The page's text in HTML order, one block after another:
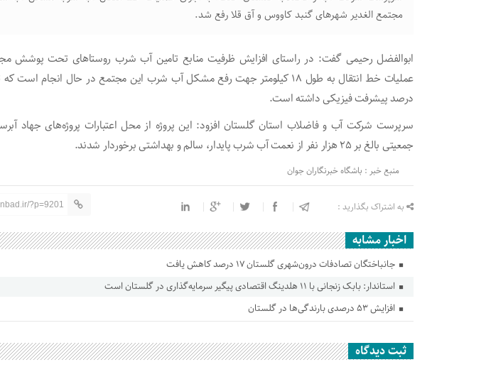
مجتمع الغدیر شهر‌های گنبد کاووس و آق قلا رفع شد.
ابوالفضل رحیمی گفت: در راستای افزایش ظرفیت منابع تامین آب شرب روستا‌های تحت پوشش
درصد پیشرفت فیزیکی داشته است.
سرپرست شرکت آب و فاضلاب استان گلستان افزود: این پروژه از محل اعتبارات پروژه‌های جهاد
جمعیتی بالغ بر ۲۵ هزار نفر از نعمت آب شرب پایدار، سالم و بهداشتی برخوردار شدند.
منبع خبر : باشگاه خبرنگاران جوان
به اشتراک بگذارید : ?p=9201
اخبار مشابه
جانباختگان تصادفات درون‌شهری گلستان ۱۷ درصد کاهش یافت
استاندار: بابک زنجانی با ۱۱ هلدینگ اقتصادی پیگیر سرمایه‌گذاری در گلستان است
افزایش ۵۳ درصدی بارندگی‌ها در گلستان
ثبت دیدگاه